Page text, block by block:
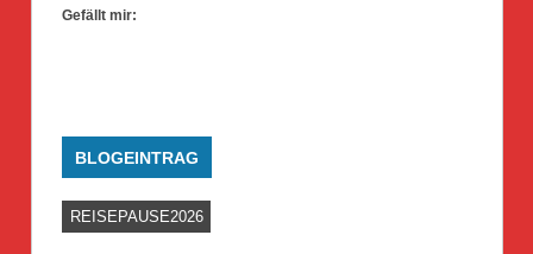
Gefällt mir:
BLOGEINTRAG
REISEPAUSE2026